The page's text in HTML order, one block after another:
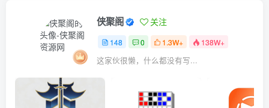
侠聚阁 关注
148 0 1.3W+ 138W+
这家伙很懒，什么都没有写...